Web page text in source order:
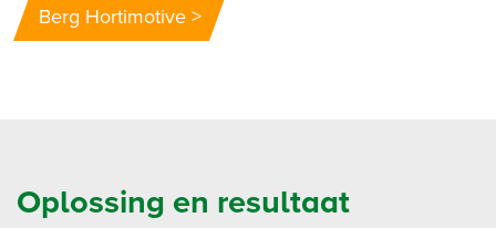
Berg Hortimotive >
Oplossing en resultaat